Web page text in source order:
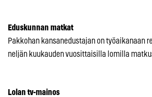
Eduskunnan matkat
Pakkohan kansanedustajan on työaikanaan
neljän kuukauden vuosittaisilla lomilla
Lolan tv-mainos